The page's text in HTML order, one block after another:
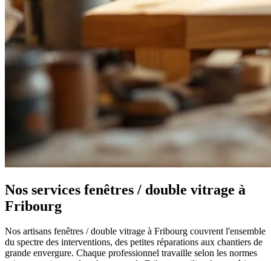
Nos services fenêtres / double vitrage à
Fribourg
Nos artisans fenêtres / double vitrage à Fribourg couvrent l'ensemble
du spectre des interventions, des petites réparations aux chantiers de
grande envergure. Chaque professionnel travaille selon les normes